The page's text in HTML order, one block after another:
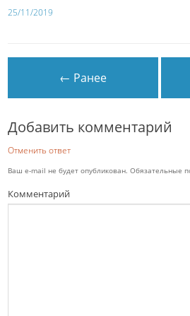
25/11/2019
← Ранее
Добавить комментарий
Отменить ответ
Ваш e-mail не будет опубликован. Обязательные
Комментарий